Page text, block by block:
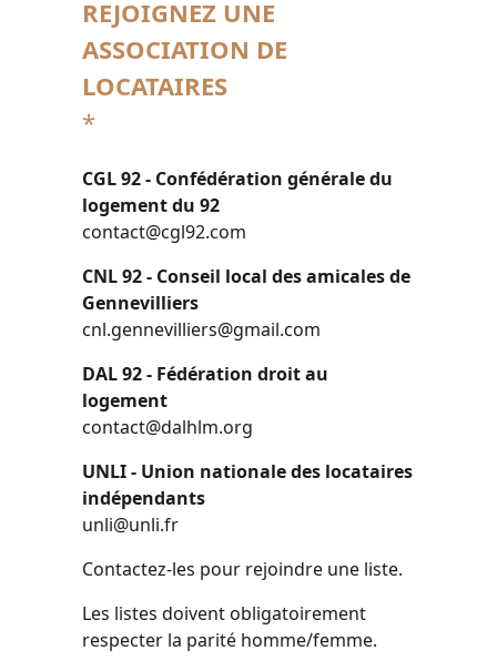
REJOIGNEZ UNE
ASSOCIATION DE
LOCATAIRES
*
CGL 92 - Confédération générale du
logement du 92
contact@cgl92.com
CNL 92 - Conseil local des amicales de
Gennevilliers
cnl.gennevilliers@gmail.com
DAL 92 - Fédération droit au
logement
contact@dalhlm.org
UNLI - Union nationale des locataires
indépendants
unli@unli.fr
Contactez-les pour rejoindre une liste.
Les listes doivent obligatoirement
respecter la parité homme/femme.